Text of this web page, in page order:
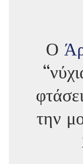
Ο
την